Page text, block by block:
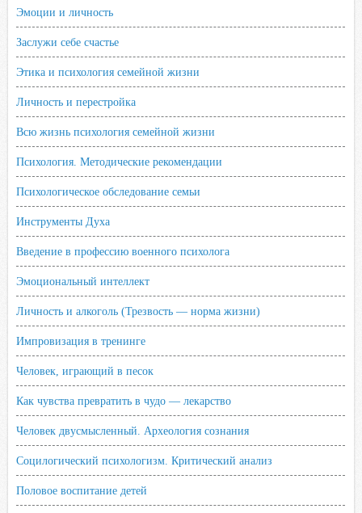
Эмоции и личность
Заслужи себе счастье
Этика и психология семейной жизни
Личность и перестройка
Всю жизнь психология семейной жизни
Психология. Методические рекомендации
Психологическое обследование семьи
Инструменты Духа
Введение в профессию военного психолога
Эмоциональный интеллект
Личность и алкоголь (Трезвость — норма жизни)
Импровизация в тренинге
Человек, играющий в песок
Как чувства превратить в чудо — лекарство
Человек двусмысленный. Археология сознания
Социлогический психологизм. Критический анализ
Половое воспитание детей